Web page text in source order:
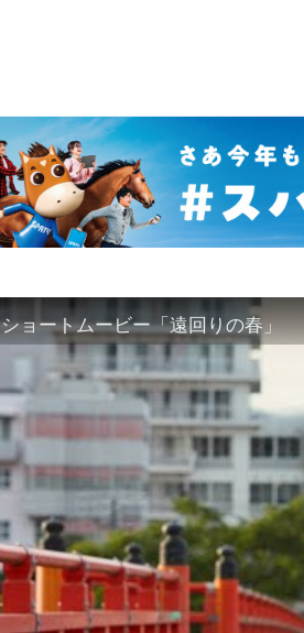
ショートムービー「遠回りの春」